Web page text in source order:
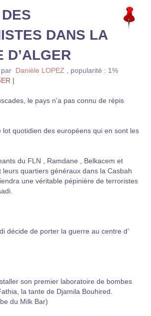
DANS LA
D’ALGER
par Danièle LOPEZ
popularité : 1%
|
le pays n’a pas connu de répis
lot quotidien des européens qui en sont les
du FLN , Ramdane , Belkacem et
leurs quartiers généraux dans la Casbah
une véritable pépinière de terroristes
décide de porter la guerre au centre d’
son premier laboratoire de bombes
la tante de Djamila Bouhired.
du Milk Bar)